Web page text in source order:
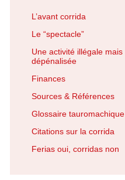
L’avant corrida
Le “spectacle”
Une activité illégale mais
dépénalisée
Finances
Sources & Références
Glossaire tauromachique
Citations sur la corrida
Ferias oui, corridas non